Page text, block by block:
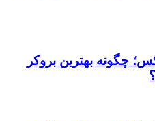
چگونه بهترین بروکر